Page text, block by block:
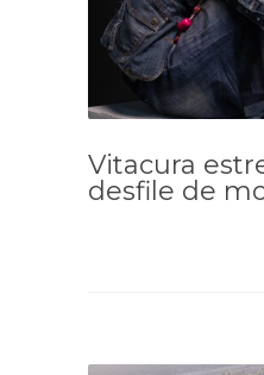
Vitacura
desfile de